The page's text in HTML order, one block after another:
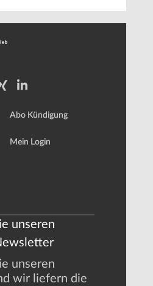
Abo Kündigung
Mein Login
unseren
unseren
wir liefern die